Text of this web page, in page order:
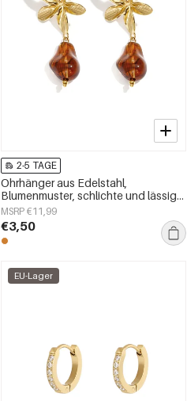
2-5 TAGE
Ohrhänger aus Edelstahl,
Blumenmuster, schlichte und lässige
Serie, Damenschmuck
MSRP €11,99
€3,50
EU-Lager